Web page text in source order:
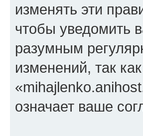
изменять эти
чтобы уведомить
разумным
изменений, так
означает ваше